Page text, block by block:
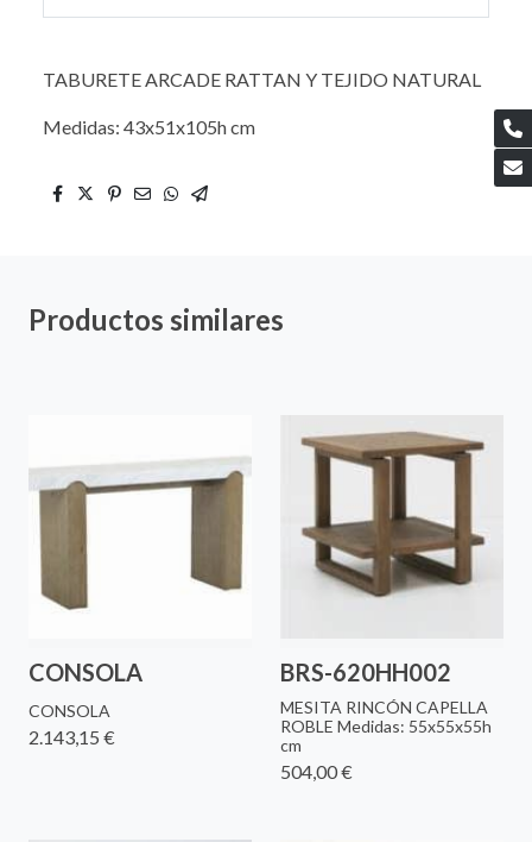
TABURETE ARCADE RATTAN Y TEJIDO NATURAL
Medidas: 43x51x105h cm
Productos similares
CONSOLA
CONSOLA
2.143,15 €
BRS-620HH002
MESITA RINCÓN CAPELLA
ROBLE Medidas: 55x55x55h
cm
504,00 €